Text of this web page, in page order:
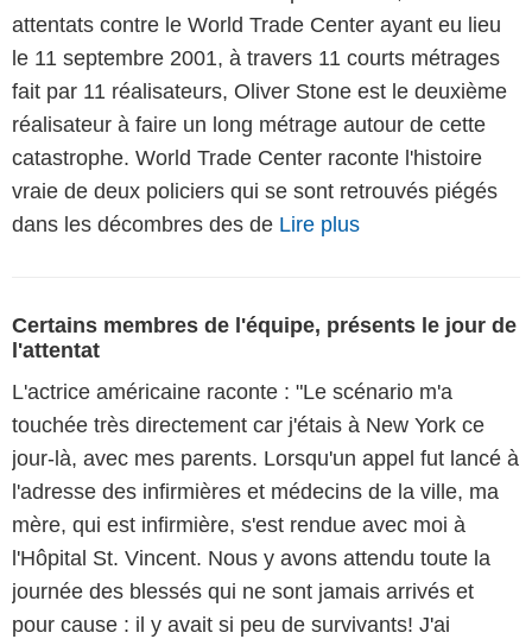
attentats contre le World Trade Center ayant eu lieu
le 11 septembre 2001, à travers 11 courts métrages
fait par 11 réalisateurs, Oliver Stone est le deuxième
réalisateur à faire un long métrage autour de cette
catastrophe. World Trade Center raconte l'histoire
vraie de deux policiers qui se sont retrouvés piégés
dans les décombres des de Lire plus
Certains membres de l'équipe, présents le jour de
l'attentat
L'actrice américaine raconte : "Le scénario m'a
touchée très directement car j'étais à New York ce
jour-là, avec mes parents. Lorsqu'un appel fut lancé à
l'adresse des infirmières et médecins de la ville, ma
mère, qui est infirmière, s'est rendue avec moi à
l'Hôpital St. Vincent. Nous y avons attendu toute la
journée des blessés qui ne sont jamais arrivés et
pour cause : il y avait si peu de survivants! J'ai